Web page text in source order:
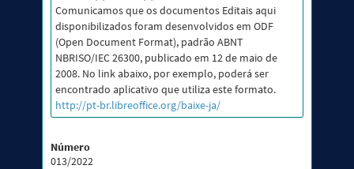
Comunicamos que os documentos Editais aqui
disponibilizados foram desenvolvidos em ODF
(Open Document Format), padrão ABNT
NBRISO/IEC 26300, publicado em 12 de maio de
2008. No link abaixo, por exemplo, poderá ser
encontrado aplicativo que utiliza este formato.
http://pt-br.libreoffice.org/baixe-ja/
Número
013/2022